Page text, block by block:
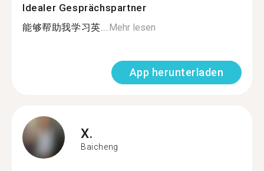
Idealer Gesprächspartner
能够帮助我学习英...Mehr lesen
App herunterladen
X.
Baicheng